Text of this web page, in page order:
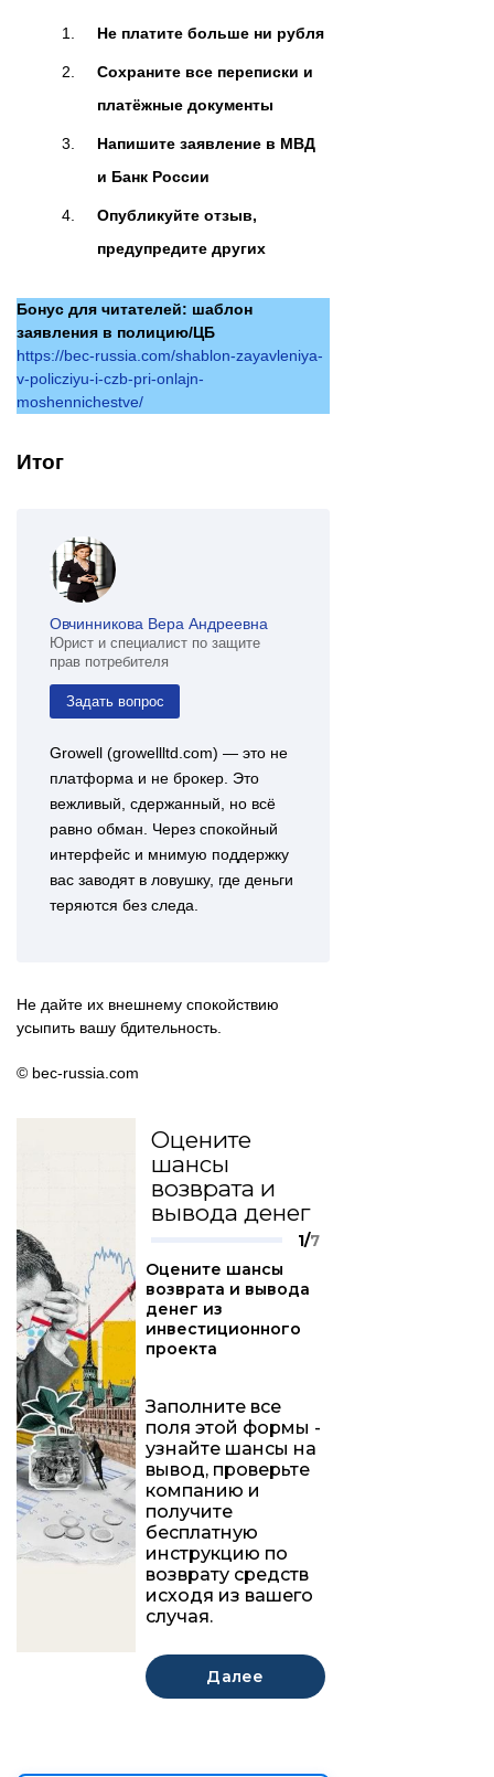
Не платите больше ни рубля
Сохраните все переписки и
платёжные документы
Напишите заявление в МВД
и Банк России
Опубликуйте отзыв,
предупредите других
Бонус для читателей: шаблон
заявления в полицию/ЦБ
https://bec-russia.com/shablon-zayavleniya-
v-policziyu-i-czb-pri-onlajn-
moshennichestve/
Итог
Овчинникова Вера Андреевна
Юрист и специалист по защите
прав потребителя
Задать вопрос
Growell (growellltd.com) — это не
платформа и не брокер. Это
вежливый, сдержанный, но всё
равно обман. Через спокойный
интерфейс и мнимую поддержку
вас заводят в ловушку, где деньги
теряются без следа.
Не дайте их внешнему спокойствию
усыпить вашу бдительность.
© bec-russia.com
Оцените
шансы
возврата и
вывода денег
1/7
Оцените шансы
возврата и вывода
денег из
инвестиционного
проекта
Заполните все
поля этой формы -
узнайте шансы на
вывод, проверьте
компанию и
получите
бесплатную
инструкцию по
возврату средств
исходя из вашего
случая.